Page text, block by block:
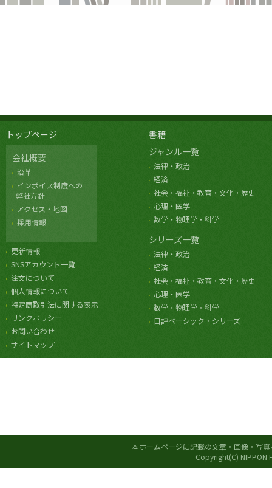
トップページ
会社概要
沿革
インボイス制度への
弊社方針
アクセス・地図
採用情報
更新情報
SNSアカウント一覧
注文について
個人情報について
特定商取引法に関する表示
リンクポリシー
お問い合わせ
サイトマップ
書籍
ジャンル一覧
法律・政治
経済
社会・福祉・教育・文化・歴史
心理・医学
数学・物理学・科学
シリーズ一覧
法律・政治
経済
社会・福祉・教育・文化・歴史
心理・医学
数学・物理学・科学
日評ベーシック・シリーズ
本ホームページに記載の文章・画像・写
Copyright(C) NIPPON